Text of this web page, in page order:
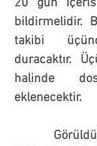
20 gün
bildirmelidir.
takibi
duracaktır.
halinde
eklenecektir.